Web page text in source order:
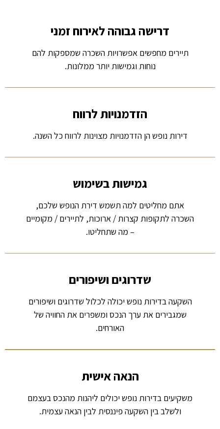
דרישה גבוהה לאירוח זמני
תיירים מחפשים אפשרויות השכרה שמספקות להם
נוחות וגמישות יותר ממלונות.
הזדמנויות לרווח
דירות נופש הן הזדמנויות מצוינות לרווח כל השנה.
גמישות בשימוש
אתם מחליטים למה תשמש דירת הנופש שלכם,
השכרה לתקופות קצרות / ארוכות, לתיירים / מקומיים
– מה שתחליטו.
שדרוגים ושיפורים
השקעה בדירות נופש יכולה לכלול שדרוגים ושיפורים
שמגבירים את ערך הנכס ומשפרים את החוויה של
האורחים.
הנאה אישית
משקיעים בדירות נופש יכולים ליהנות מהנכס בעצמם
ולשלב בין השקעה פיננסית לבין הנאה עצמית.